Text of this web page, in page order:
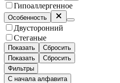
Гипоаллергенное
Особенность
Двусторонний
Стеганые
Показать
Сбросить
Показать
Сбросить
Фильтры
С начала алфавита